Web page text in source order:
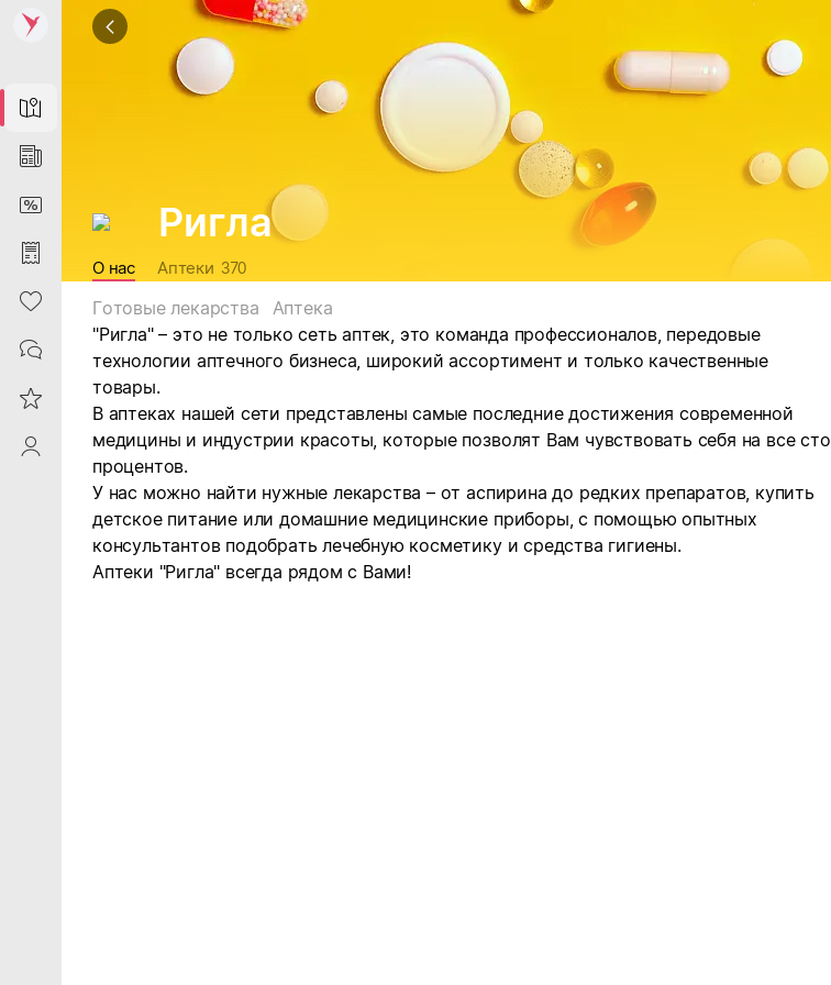
Map
News
DiscountCard
Purchases
Heart
Contacts
Reviews
ProfileSaby
Ригла
О нас Аптеки 370
Готовые лекарства
Аптека
"Ригла" – это не только сеть аптек, это команда профессионалов, передовые
технологии аптечного бизнеса, широкий ассортимент и только качественные
товары.
В аптеках нашей сети представлены самые последние достижения современной
медицины и индустрии красоты, которые позволят Вам чувствовать себя на все сто
процентов.
У нас можно найти нужные лекарства – от аспирина до редких препаратов, купить
детское питание или домашние медицинские приборы, с помощью опытных
консультантов подобрать лечебную косметику и средства гигиены.
Аптеки "Ригла" всегда рядом с Вами!